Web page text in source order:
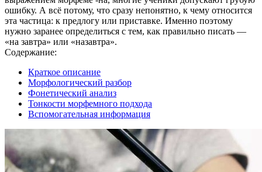
ошибку. А всё потому, что сразу непонятно, к чему относится
эта частица: к предлогу или приставке. Именно поэтому
нужно заранее определиться с тем, как правильно писать —
«на завтра» или «назавтра».
Содержание:
Краткое описание
Морфологический разбор
Фонетический анализ
Тонкости морфемного подхода
Вспомогательная информация